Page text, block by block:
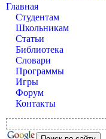
Главная
Студентам
Школьникам
Статьи
Библиотека
Словари
Программы
Игры
Форум
Контакты